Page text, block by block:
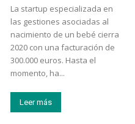
La startup especializada en
las gestiones asociadas al
nacimiento de un bebé cierra
2020 con una facturación de
300.000 euros. Hasta el
momento, ha...
Leer más